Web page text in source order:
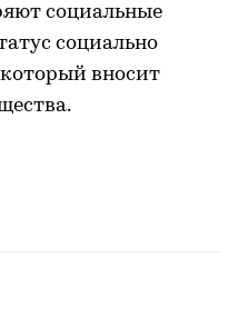
социальные
социально
который вносит